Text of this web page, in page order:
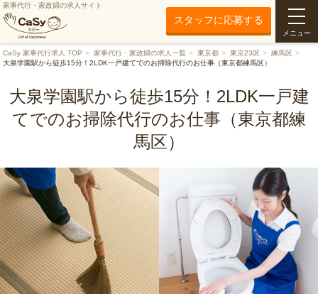
家事代行・家政婦の求人サイト
スタッフに応募する
メニュー
CaSy 家事代行求人 TOP 家事代行・家政婦の求人一覧 東京都 東京23区
練馬区
大泉学園駅から徒歩15分！2LDK一戸建てでのお掃除代行のお仕事（東京都練馬区）
大泉学園駅から徒歩15分！2LDK一戸建
てでのお掃除代行のお仕事（東京都練
馬区）